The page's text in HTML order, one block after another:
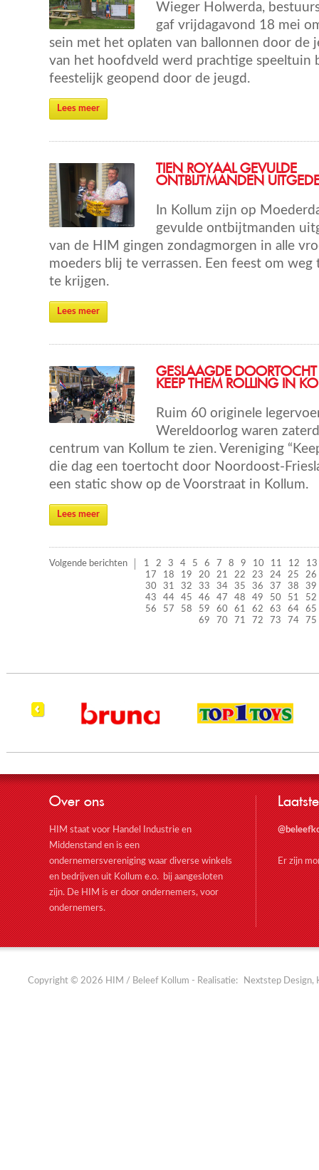
Wieger Holwerda,
gaf vrijdagavond 18 mei
sein met het oplaten van ballonnen door de
van het hoofdveld werd prachtige speeltuin
feestelijk geopend door de jeugd.
Lees meer
TIEN ROYAAL GEVULDE
ONTBIJTMANDEN
In Kollum zijn op
gevulde ontbijtmanden
van de HIM gingen zondagmorgen in alle
moeders blij te verrassen. Een feest om weg
te krijgen.
Lees meer
GESLAAGDE
KEEP THEM ROLLING IN
Ruim 60 originele
Wereldoorlog waren
centrum van Kollum te zien. Vereniging
die dag een toertocht door Noordoost-
een static show op de Voorstraat in Kollum.
Lees meer
Volgende berichten 1 2 3 4 5 6 7 8 9 10 11 12
13
17
18 19 20 21 22 23 24 25
26
30
31 32 33 34 35 36 37 38
39
43
44 45 46 47 48 49 50 51
52
56
57 58 59 60 61 62 63 64
65
69
70 71 72 73 74 75
Over ons
HIM staat voor Handel Industrie en
Middenstand en is een
ondernemersvereniging waar diverse winkels
en bedrijven uit Kollum e.o. bij aangesloten
zijn. De HIM is er door ondernemers, voor
ondernemers.
Er zijn
Copyright © 2026 HIM / Beleef Kollum - Realisatie: Nextstep Design,